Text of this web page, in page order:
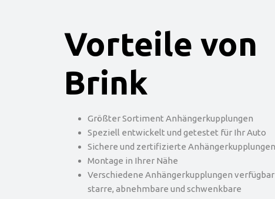
Vorteile von
Brink
Größter Sortiment Anhängerkupplungen
Speziell entwickelt und getestet für Ihr Auto
Sichere und zertifizierte Anhängerkupplungen
Montage in Ihrer Nähe
Verschiedene Anhängerkupplungen verfügbar
starre, abnehmbare und schwenkbare